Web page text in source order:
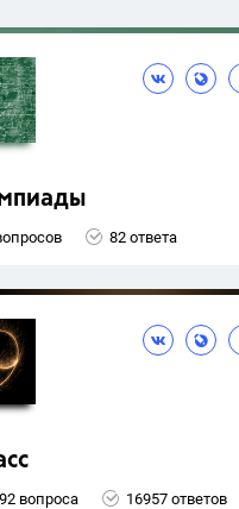
82 ответа
вопроса 16957 ответов